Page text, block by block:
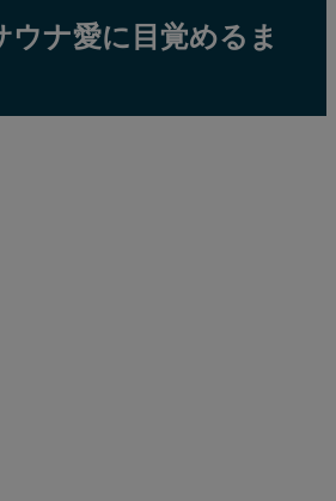
ウナ愛に目覚めるま